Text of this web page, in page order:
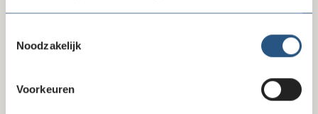
Noodzakelijk
Voorkeuren
Tussenvoegsels